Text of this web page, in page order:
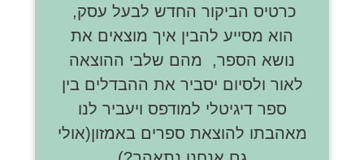
כרטיס הביקור החדש לבעל עסק,
הוא מסייע להבין איך מוצאים את
נושא הספר, מהם שלבי ההוצאה
לאור ולסיום יסביר את ההבדלים בין
ספר דיגיטלי למודפס ויעביר לנו
מאהבתו להוצאת ספרים באמזון(אולי